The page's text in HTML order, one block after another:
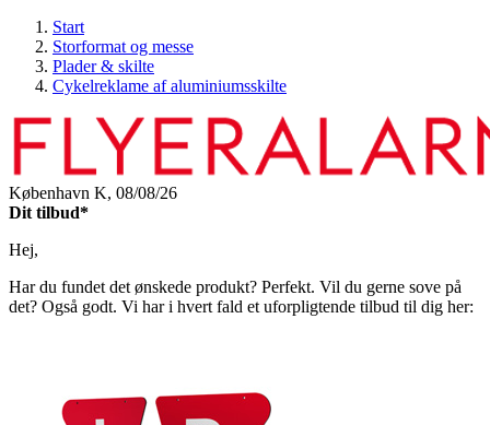
Start
Storformat og messe
Plader & skilte
Cykelreklame af aluminiumsskilte
København K, 08/08/26
Dit tilbud*
Hej,
Har du fundet det ønskede produkt? Perfekt. Vil du gerne sove på
det? Også godt. Vi har i hvert fald et uforpligtende tilbud til dig her: